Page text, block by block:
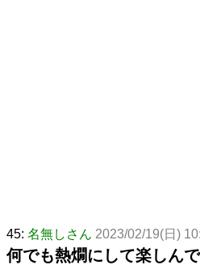
45: 名無しさん 2023/02/19(日)
何でも熱燗にして楽しん